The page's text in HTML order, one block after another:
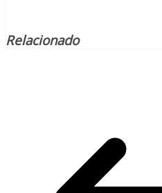
Relacionado